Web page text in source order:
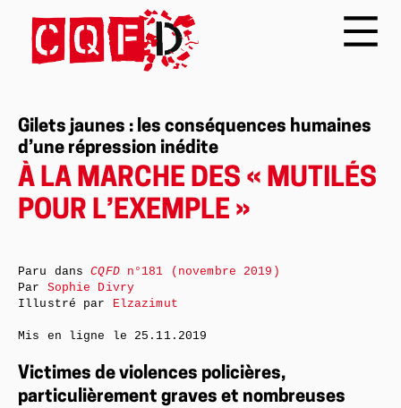
Gilets jaunes : les conséquences humaines
d’une répression inédite
À LA MARCHE DES « MUTILÉS
POUR L’EXEMPLE »
Victimes de violences policières,
particulièrement graves et nombreuses
Paru dansCQFDn°181 (novembre 2019)
Par Sophie Divry
Illustré par Elzazimut
Mis en ligne le 25.11.2019